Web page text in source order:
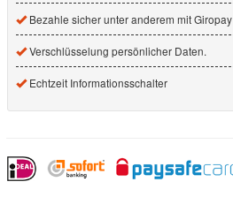
Bezahle sicher unter anderem mit Giropay
Verschlüsselung persönlicher Daten.
Echtzeit Informationsschalter